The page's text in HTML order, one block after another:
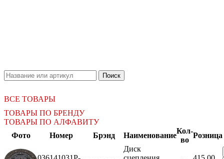
ВСЕ ТОВАРЫ
ТОВАРЫ ПО БРЕНДУ
ТОВАРЫ ПО АЛФАВИТУ
Фото
Номер Брэнд Наименование
Кол-
во
Розница
Диск